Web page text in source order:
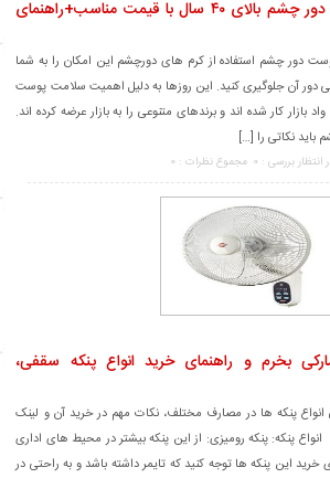
بهترین کرم دور چشم بالای ۴۰ سال با قیمت مناسب+راهنمای
دور چشم استفاده از کرم های دورچشم این امکان را به شما
دور آن جلوگیری کنید. این روزها به دلیل اهمیت سلامت پوست
کار شده اند و برندهای متنوعی را به بازار عرضه کرده اند.
باید نکاتی را […]
انتظار بررسی : 0 مجموع نظرات : 0
بخرم و راهنمای خرید انواع پنکه سقفی،
انواع پنکه ها در مصارف مختلف، نکات مهم در خرید آن و لینک
پنکه: پنکه رومیزی: از این پنکه بیشتر در محیط های اداری
این پنکه ها توجه کنید که تایمر داشته باشد و به راحتی در